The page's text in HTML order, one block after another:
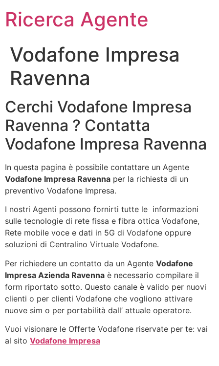
Ricerca Agente
Vodafone Impresa
Ravenna
Cerchi Vodafone Impresa
Ravenna ? Contatta
Vodafone Impresa Ravenna
In questa pagina è possibile contattare un Agente
Vodafone Impresa Ravenna per la richiesta di un
preventivo Vodafone Impresa.
I nostri Agenti possono fornirti tutte le informazioni
sulle tecnologie di rete fissa e fibra ottica Vodafone,
Rete mobile voce e dati in 5G di Vodafone oppure
soluzioni di Centralino Virtuale Vodafone.
Per richiedere un contatto da un Agente Vodafone
Impresa Azienda Ravenna è necessario compilare il
form riportato sotto. Questo canale è valido per nuovi
clienti o per clienti Vodafone che vogliono attivare
nuove sim o per portabilità dall’ attuale operatore.
Vuoi visionare le Offerte Vodafone riservate per te: vai
al sito Vodafone Impresa